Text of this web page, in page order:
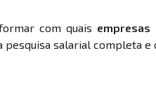
com quais empresas
pesquisa salarial completa e